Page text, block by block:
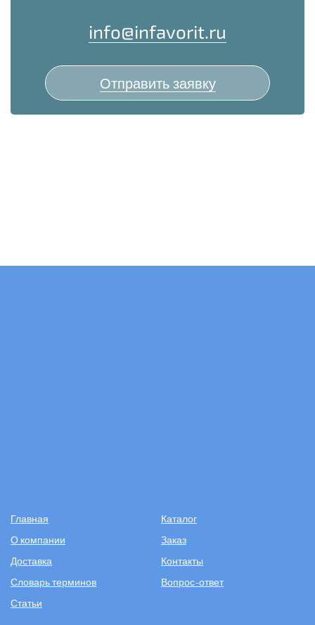
info@infavorit.ru
Отправить заявку
Главная
Каталог
О компании
Заказ
Доставка
Контакты
Словарь терминов
Вопрос-ответ
Статьи